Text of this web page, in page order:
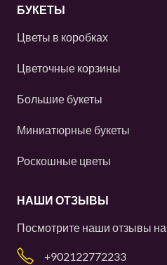
БУКЕТЫ
Цветы в коробках
Цветочные корзины
Большие букеты
Миниатюрные букеты
Роскошные цветы
НАШИ ОТЗЫВЫ
Посмотрите наши отзывы на
+902122772233